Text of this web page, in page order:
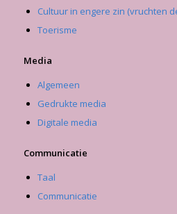
Cultuur in engere zin (vruchten
Toerisme
Media
Algemeen
Gedrukte media
Digitale media
Communicatie
Taal
Communicatie